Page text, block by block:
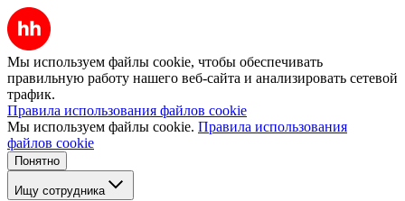
Мы используем файлы cookie, чтобы обеспечивать
правильную работу нашего веб-сайта и анализировать сетевой
трафик.
Правила использования файлов cookie
Мы используем файлы cookie. Правила использования
файлов cookie
Понятно
Ищу сотрудника